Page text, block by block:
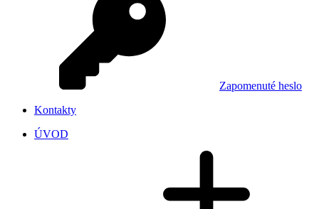
Zapomenuté heslo
Kontakty
ÚVOD